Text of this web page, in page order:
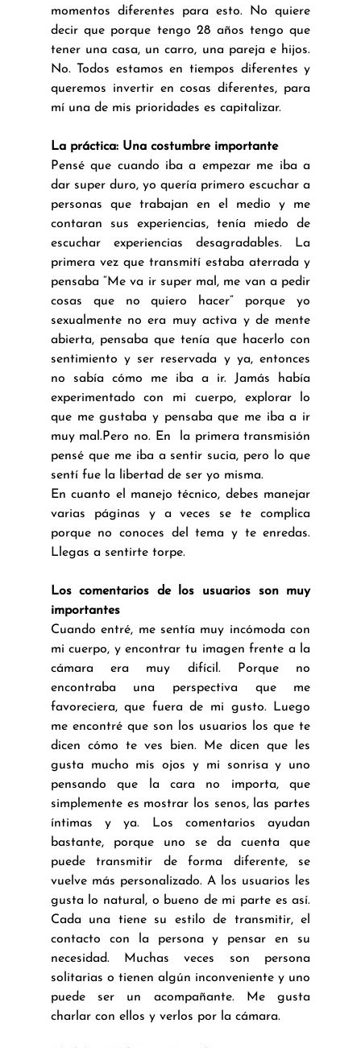
momentos diferentes para esto. No quiere
decir que porque tengo 28 años tengo que
tener una casa, un carro, una pareja e hijos.
No. Todos estamos en tiempos diferentes y
queremos invertir en cosas diferentes, para
mí una de mis prioridades es capitalizar.
La práctica: Una costumbre importante
Pensé que cuando iba a empezar me iba a
dar super duro, yo quería primero escuchar a
personas que trabajan en el medio y me
contaran sus experiencias, tenía miedo de
escuchar experiencias desagradables. La
primera vez que transmití estaba aterrada y
pensaba “Me va ir super mal, me van a pedir
cosas que no quiero hacer” porque yo
sexualmente no era muy activa y de mente
abierta, pensaba que tenía que hacerlo con
sentimiento y ser reservada y ya, entonces
no sabía cómo me iba a ir. Jamás había
experimentado con mi cuerpo, explorar lo
que me gustaba y pensaba que me iba a ir
muy mal.Pero no. En  la primera transmisión
pensé que me iba a sentir sucia, pero lo que
sentí fue la libertad de ser yo misma.
En cuanto el manejo técnico, debes manejar
varias páginas y a veces se te complica
porque no conoces del tema y te enredas.
Llegas a sentirte torpe.
Los comentarios de los usuarios son muy
importantes
Cuando entré, me sentía muy incómoda con
mi cuerpo, y encontrar tu imagen frente a la
cámara era muy difícil. Porque no
encontraba una perspectiva que me
favoreciera, que fuera de mi gusto. Luego
me encontré que son los usuarios los que te
dicen cómo te ves bien. Me dicen que les
gusta mucho mis ojos y mi sonrisa y uno
pensando que la cara no importa, que
simplemente es mostrar los senos, las partes
íntimas y ya. Los comentarios ayudan
bastante, porque uno se da cuenta que
puede transmitir de forma diferente, se
vuelve más personalizado. A los usuarios les
gusta lo natural, o bueno de mi parte es así.
Cada una tiene su estilo de transmitir, el
contacto con la persona y pensar en su
necesidad. Muchas veces son persona
solitarias o tienen algún inconveniente y uno
puede ser un acompañante. Me gusta
charlar con ellos y verlos por la cámara.